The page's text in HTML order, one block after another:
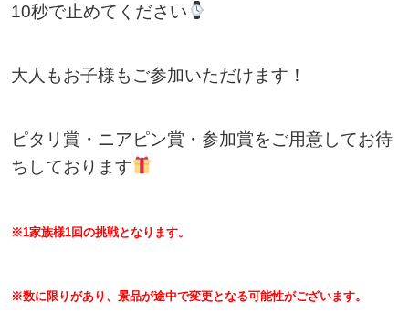
10秒で止めてください
大人もお子様もご参加いただけます！
ピタリ賞・ニアピン賞・参加賞をご用意してお待
ちしております
※1家族様1回の挑戦となります。
※数に限りがあり、景品が途中で変更となる可能性がございます。